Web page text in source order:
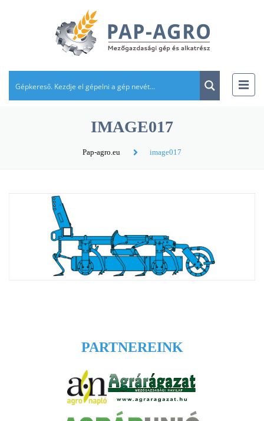
IMAGE017
Pap-agro.eu image017
PARTNEREINK